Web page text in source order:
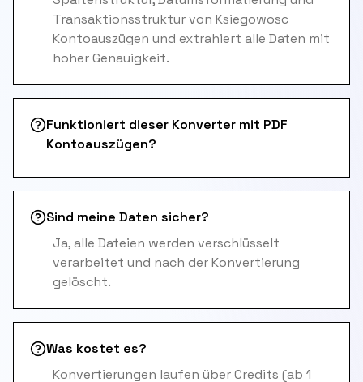
Transaktionsstruktur von Ksiegowosc
Kontoauszügen und extrahiert alle Daten mit
hoher Genauigkeit.
Funktioniert dieser Konverter mit PDF
Kontoauszügen?
Sind meine Daten sicher?
Ja, alle Dateien werden verschlüsselt
verarbeitet und nach der Konvertierung
gelöscht.
Was kostet es?
Konvertierungen laufen über Credits (ab 1